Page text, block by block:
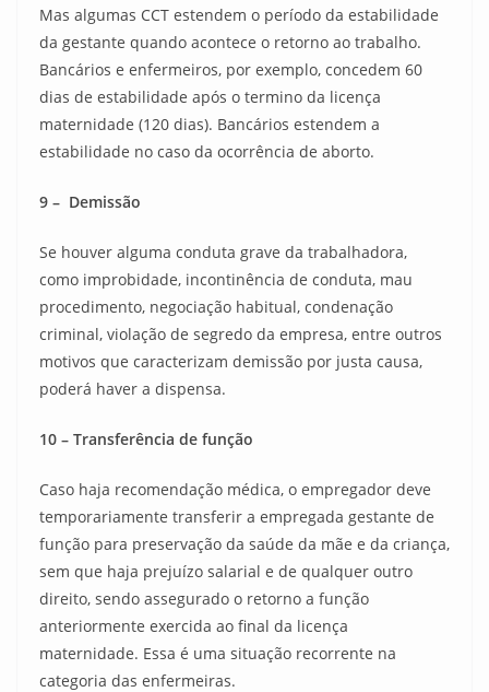
Mas algumas CCT estendem o período da estabilidade
da gestante quando acontece o retorno ao trabalho.
Bancários e enfermeiros, por exemplo, concedem 60
dias de estabilidade após o termino da licença
maternidade (120 dias). Bancários estendem a
estabilidade no caso da ocorrência de aborto.
9 – Demissão
Se houver alguma conduta grave da trabalhadora,
como improbidade, incontinência de conduta, mau
procedimento, negociação habitual, condenação
criminal, violação de segredo da empresa, entre outros
motivos que caracterizam demissão por justa causa,
poderá haver a dispensa.
10 – Transferência de função
Caso haja recomendação médica, o empregador deve
temporariamente transferir a empregada gestante de
função para preservação da saúde da mãe e da criança,
sem que haja prejuízo salarial e de qualquer outro
direito, sendo assegurado o retorno a função
anteriormente exercida ao final da licença
maternidade. Essa é uma situação recorrente na
categoria das enfermeiras.